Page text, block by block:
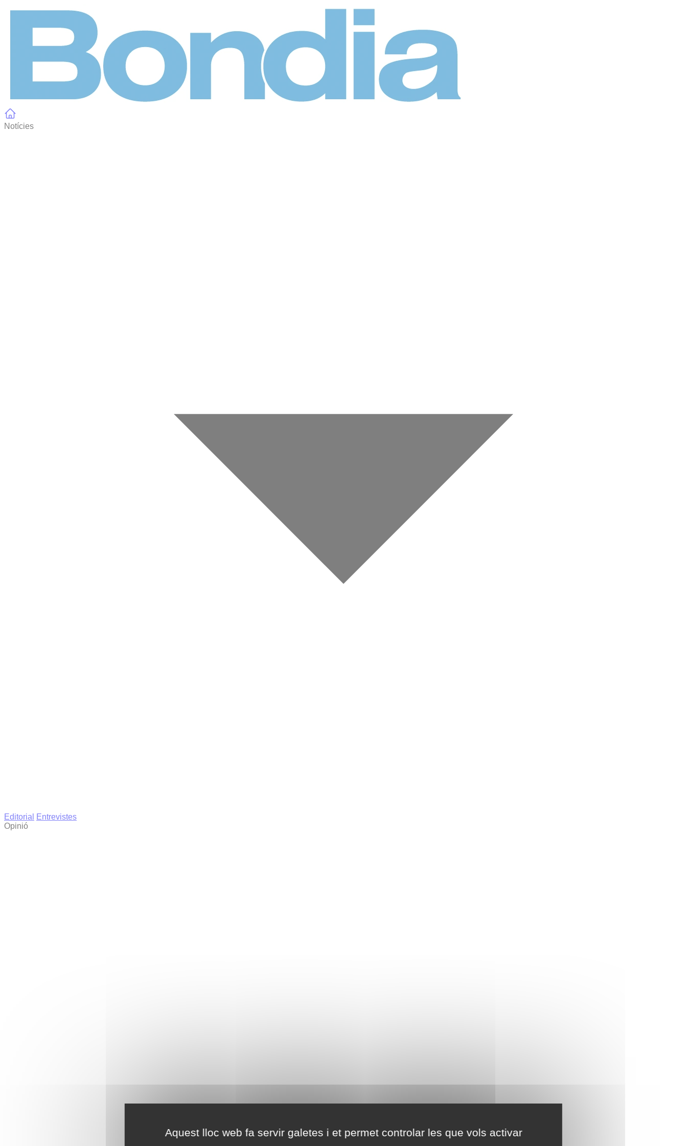
Aquest lloc web fa servir galetes i et permet controlar les que vols activar
Notícies
Editorial
Entrevistes
Opinió